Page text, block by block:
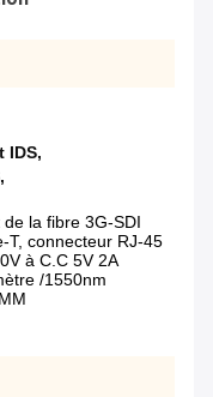
IDS,
,
la fibre 3G-SDI
T, connecteur RJ-45
à C.C 5V 2A
/1550nm